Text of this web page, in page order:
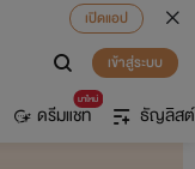
เปิดแอป
เข้าสู่ระบบ
มาใหม่
ดรีมแชท ธัญลิสต์